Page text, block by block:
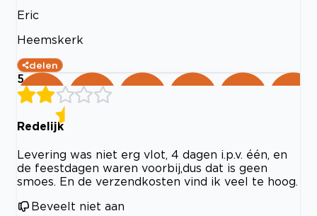
Eric
Heemskerk
delen
5
Redelijk
Levering was niet erg vlot, 4 dagen i.p.v. één, en
de feestdagen waren voorbij,dus dat is geen
smoes. En de verzendkosten vind ik veel te hoog.
Beveelt niet aan